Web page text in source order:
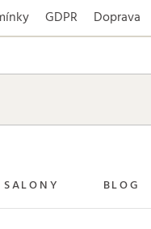
GDPR Doprava
SALONY BLOG